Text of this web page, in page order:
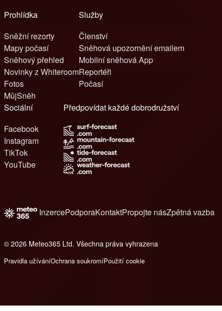
Prohlídka
Sněžní rezorty
Mapy počasí
Sněhový přehled
Novinky z Whiteroom
Fotos
MůjSněh
Služby
Členství
Sněhová upozornění emailem
Mobilní sněhová App
Reportéři
Počasí
Sociální
Facebook
Instagram
TikTok
YouTube
Předpovídat každé dobrodružství
InzercePodporaKontaktPropojte násZpětná vazba
© 2026 Meteo365 Ltd. Všechna práva vyhrazena
Pravidla užíváníOchrana soukromíPoužití cookie